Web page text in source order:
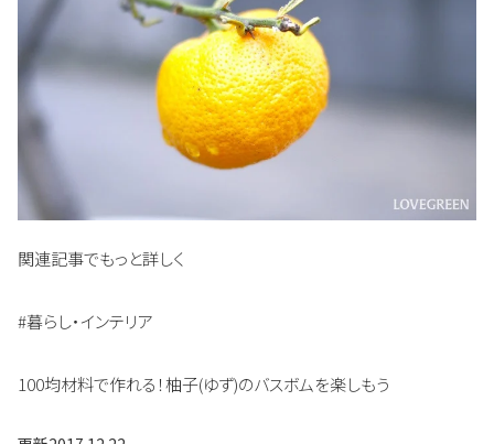
関連記事でもっと詳しく
#暮らし・インテリア
100均材料で作れる！柚子(ゆず)のバスボムを楽しもう